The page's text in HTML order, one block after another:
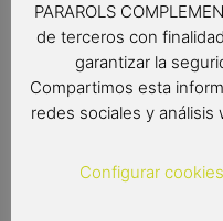
PARAROLS
de terceros con
garantizar la
Compartimos esta
redes sociales y
Configurar cookies